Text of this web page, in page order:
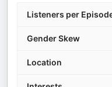
Listeners per
Gender Skew
Location